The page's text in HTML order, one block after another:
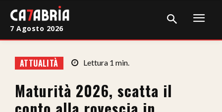
Cronaca
Giudiziaria
7 Agosto 2026
ATTUALITÀ Lettura 1 min.
Maturità 2026, scatta il